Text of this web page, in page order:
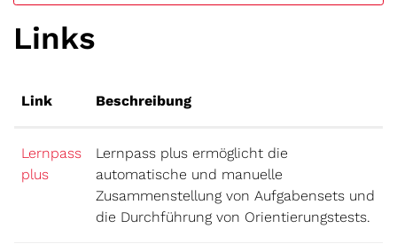
Links
Link Beschreibung
Lernpass
plusExterner Link wird in einem neuen Fenster geöffnet.
Lernpass plus ermöglicht die
automatische und manuelle
Zusammenstellung von Aufgabensets und
die Durchführung von Orientierungstests.